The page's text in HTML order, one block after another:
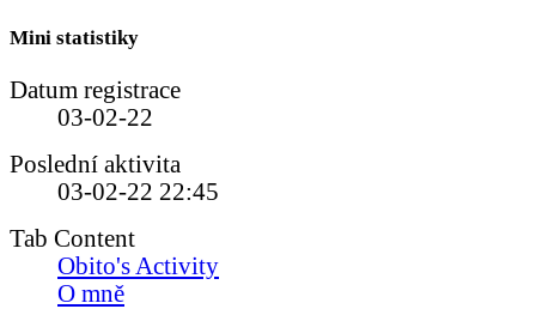
Mini statistiky
Datum registrace
03-02-22
Poslední aktivita
03-02-22 22:45
Tab Content
Obito's Activity
O mně